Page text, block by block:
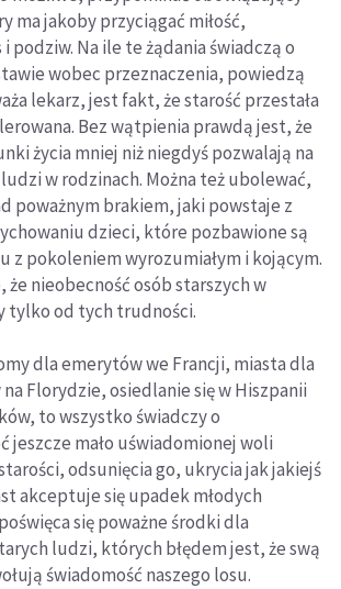
ma jakoby przyciągać miłość,
podziw. Na ile te żądania świadczą o
wobec przeznaczenia, powiedzą
lekarz, jest fakt, że starość przestała
Bez wątpienia prawdą jest, że
życia mniej niż niegdyś pozwalają na
w rodzinach. Można też ubolewać,
poważnym brakiem, jaki powstaje z
dzieci, które pozbawione są
z pokoleniem wyrozumiałym i kojącym.
że nieobecność osób starszych w
tylko od tych trudności.
dla emerytów we Francji, miasta dla
Florydzie, osiedlanie się w Hiszpanii
to wszystko świadczy o
jeszcze mało uświadomionej woli
odsunięcia go, ukrycia jak jakiejś
akceptuje się upadek młodych
się poważne środki dla
ludzi, których błędem jest, że swą
świadomość naszego losu.